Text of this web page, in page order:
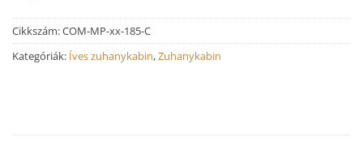
Cikkszám:COM-MP-xx-185-C
Kategóriák: Íves zuhanykabin,Zuhanykabin